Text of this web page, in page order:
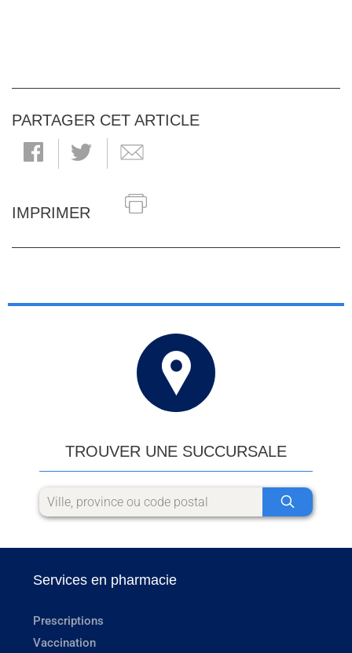
PARTAGER CET ARTICLE
IMPRIMER
TROUVER UNE SUCCURSALE
Services en pharmacie
Prescriptions
Vaccination